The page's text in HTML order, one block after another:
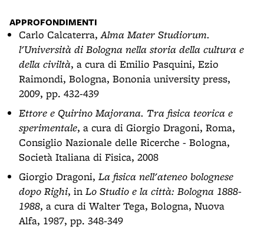
APPROFONDIMENTI
Carlo Calcaterra,Alma Mater Studiorum.
l'Università di Bologna nella storia della cultura e
della civiltà, a cura di Emilio Pasquini, Ezio
Raimondi, Bologna, Bononia university press,
2009, pp. 432-439
Ettore e Quirino Majorana. Tra fisica teorica e
sperimentale, a cura di Giorgio Dragoni, Roma,
Consiglio Nazionale delle Ricerche - Bologna,
Società Italiana di Fisica, 2008
Giorgio Dragoni, La fisica nell'ateneo bolognese
dopo Righi, in Lo Studio e la città: Bologna 1888-
1988, a cura di Walter Tega, Bologna, Nuova
Alfa, 1987, pp. 348-349